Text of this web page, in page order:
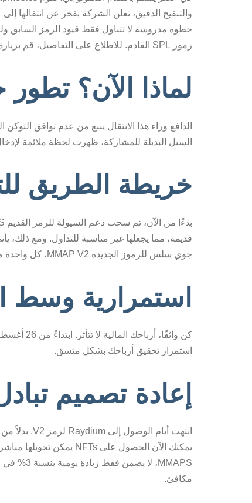
خطوة مدروسة لا تتناول فقط قيود الرمز السابق
رموز SPL القادم. للاطلاع على التفاصيل، قم بزيارة:
لماذا الآن؟ تطور
السبل البديلة للمشاركة، ظهرت لحظة ملائمة
خريطة الطريق
قديمة، مما يجعلها غير مناسبة للتداول. ومع ذلك،
جوي سلس للرموز الجديدة MMAP V2، كل واحدة منها بقيمة تداول مكافئة.
استمرارية وسط
استمرار تحقيق أرباحك بشكل متسق.
إعادة تصميم
مكافئ.